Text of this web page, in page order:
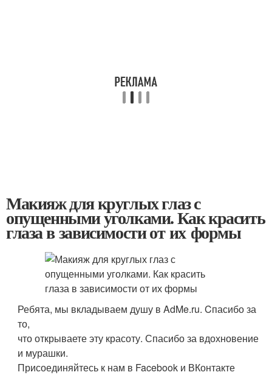
Макияж для круглых глаз с
опущенными уголками. Как красить
глаза в зависимости от их формы
Ребята, мы вкладываем душу в AdMe.ru. Cпасибо за
то,
что открываете эту красоту. Спасибо за вдохновение
и мурашки.
Присоединяйтесь к нам в Facebook и ВКонтакте